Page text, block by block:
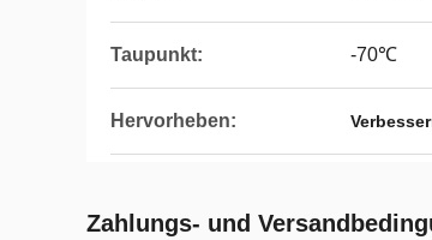
Taupunkt: -70℃
Hervorheben:
Zahlungs- und